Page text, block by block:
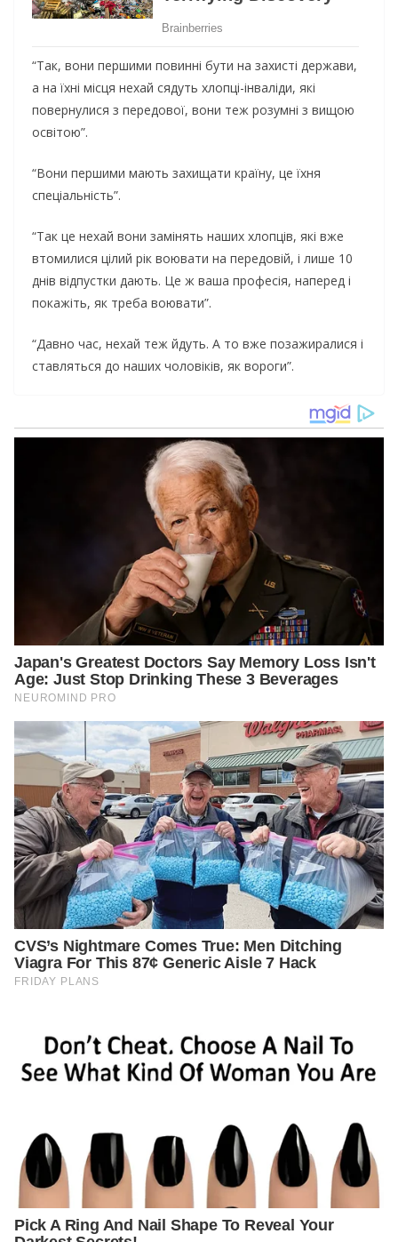
“Так, вони першими повинні бути на захисті держави,
а на їхні місця нехай сядуть хлопці-інваліди, які
повернулися з передової, вони теж розумні з вищою
освітою”.
“Вони першими мають захищати країну, це їхня
спеціальність”.
“Так це нехай вони замінять наших хлопців, які вже
втомилися цілий рік воювати на передовій, і лише 10
днів відпустки дають. Це ж ваша професія, наперед і
покажіть, як треба воювати”.
“Давно час, нехай теж йдуть. А то вже позажиралися і
ставляться до наших чоловіків, як вороги”.